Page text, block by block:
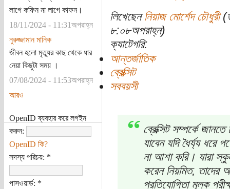
লাগে কফিন না লাগে কাফন।
18/11/2024 - 11:31অপরাহ্ন
নুরুজ্জামান মানিক
জীবন হলো মৃত্যুর কাছ থেকে ধার
নেয়া কিছুটা সময় ।
07/08/2024 - 11:53অপরাহ্ন
আরও
OpenID ব্যবহার করে লগইন
করুন:
OpenID কি?
সদস্য পরিচয়: *
পাসওয়ার্ড: *
লিখেছেন নিয়াজ মোর্শেদ চৌধুরী
৮:০৮অপরাহ্ন)
ক্যাটেগরি:
আন্তর্জাতিক
ব্রেক্সিট
সববয়সী
ব্রেক্সিট সম্পর্কে
যাবেন যদি ধৈর্য্য
না আশা করি। যারা
করেন নিয়মিত, তাদের
প্রতিযোগিতা মূলক